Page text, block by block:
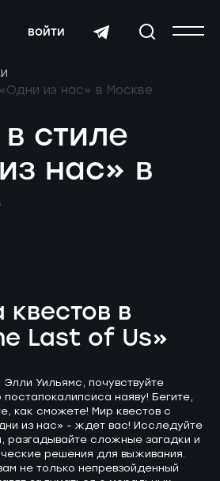
войти
из нас» в Москве
стиле
нас» в
в
Last of Us»
Уильямс, почувствуйте
наяву! Бегите,
как сможете! Мир квестов с
из нас» - ждет вас! Исследуйте
разгадывайте сложные загадки и
решения для выживания.
не только непревзойденный